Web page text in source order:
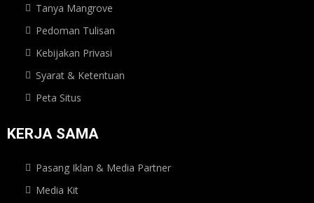
Tanya Mangrove
Pedoman Tulisan
Kebijakan Privasi
Syarat & Ketentuan
Peta Situs
KERJA SAMA
Pasang Iklan & Media Partner
Media Kit